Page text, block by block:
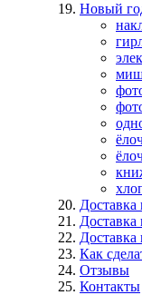
Новый
Доставка
Как
Отзывы
Контакты